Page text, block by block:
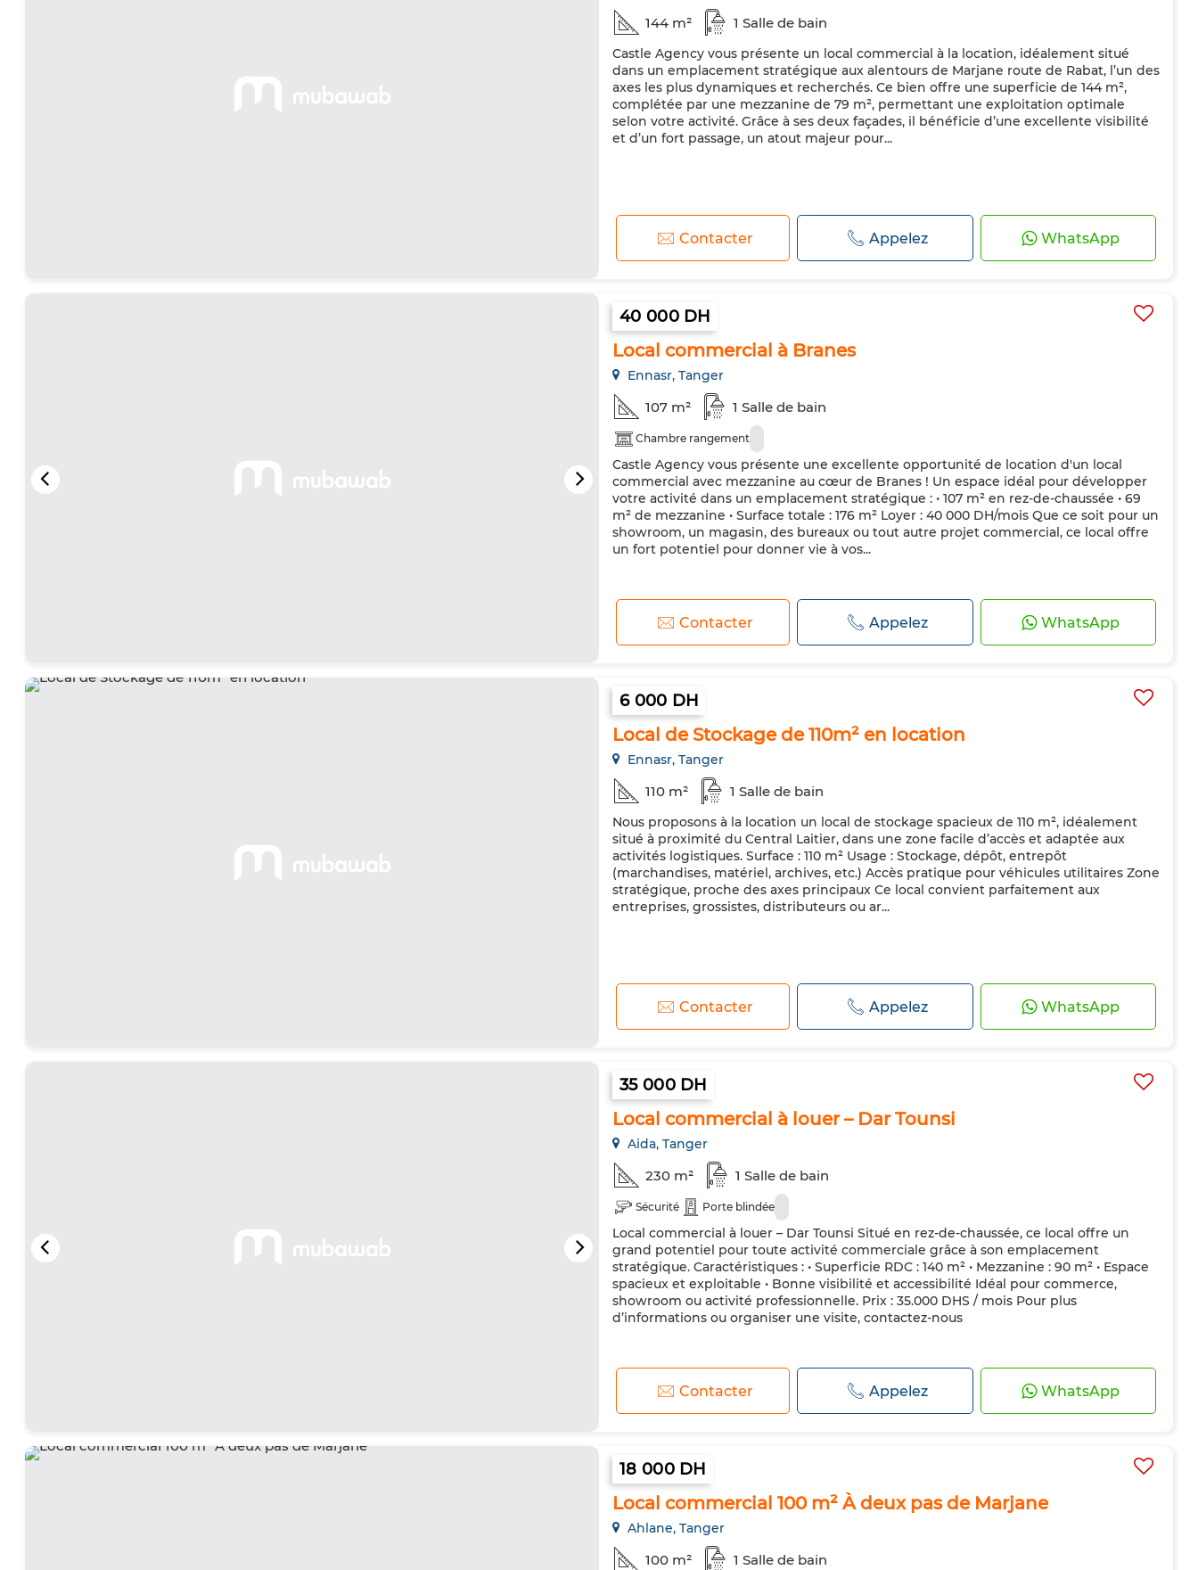
144 m² 1 Salle de bain
Castle Agency vous présente un local commercial à la location, idéalement situé
dans un emplacement stratégique aux alentours de Marjane route de Rabat, l’un des
axes les plus dynamiques et recherchés. Ce bien offre une superficie de 144 m²,
complétée par une mezzanine de 79 m², permettant une exploitation optimale
selon votre activité. Grâce à ses deux façades, il bénéficie d’une excellente visibilité
et d’un fort passage, un atout majeur pour...
Contacter Appelez WhatsApp
40 000 DH
Local commercial à Branes
Ennasr, Tanger
107 m² 1 Salle de bain
Chambre rangement
Castle Agency vous présente une excellente opportunité de location d'un local
commercial avec mezzanine au cœur de Branes ! Un espace idéal pour développer
votre activité dans un emplacement stratégique : • 107 m² en rez-de-chaussée • 69
m² de mezzanine • Surface totale : 176 m² Loyer : 40 000 DH/mois Que ce soit pour un
showroom, un magasin, des bureaux ou tout autre projet commercial, ce local offre
un fort potentiel pour donner vie à vos...
Contacter Appelez WhatsApp
6 000 DH
Local de Stockage de 110m² en location
Ennasr, Tanger
110 m² 1 Salle de bain
Nous proposons à la location un local de stockage spacieux de 110 m², idéalement
situé à proximité du Central Laitier, dans une zone facile d’accès et adaptée aux
activités logistiques. Surface : 110 m² Usage : Stockage, dépôt, entrepôt
(marchandises, matériel, archives, etc.) Accès pratique pour véhicules utilitaires Zone
stratégique, proche des axes principaux Ce local convient parfaitement aux
entreprises, grossistes, distributeurs ou ar...
Contacter Appelez WhatsApp
35 000 DH
Local commercial à louer – Dar Tounsi
Aida, Tanger
230 m² 1 Salle de bain
Sécurité Porte blindée
Local commercial à louer – Dar Tounsi Situé en rez-de-chaussée, ce local offre un
grand potentiel pour toute activité commerciale grâce à son emplacement
stratégique. Caractéristiques : • Superficie RDC : 140 m² • Mezzanine : 90 m² • Espace
spacieux et exploitable • Bonne visibilité et accessibilité Idéal pour commerce,
showroom ou activité professionnelle. Prix : 35.000 DHS / mois Pour plus
d’informations ou organiser une visite, contactez-nous
Contacter Appelez WhatsApp
18 000 DH
Local commercial 100 m² À deux pas de Marjane
Ahlane, Tanger
100 m² 1 Salle de bain